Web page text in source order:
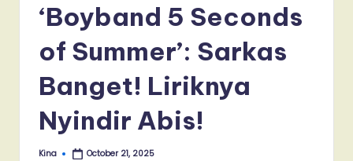
‘Boyband 5 Seconds
of Summer’: Sarkas
Banget! Liriknya
Nyindir Abis!
Posted
Kina October 21, 2025